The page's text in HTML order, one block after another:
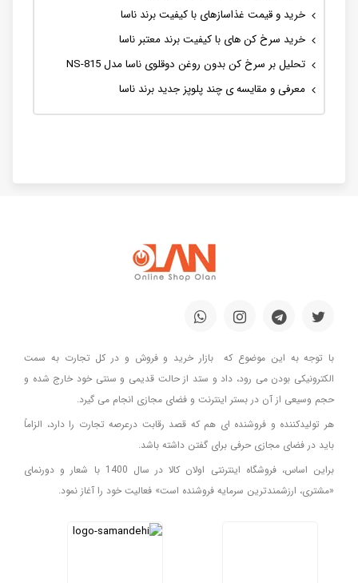
خرید و قیمت غذاسازهای با کیفیت برند ناسا
خرید سرخ کن های با کیفیت برند معتبر ناسا
تحلیل بر سرخ کن بدون روغن دوقلوی ناسا مدل NS-815
معرفی و مقایسه ی چند پلوپز جدید برند ناسا
با توجه به این موضوع که بازار خرید و فروش و در کل تجارت به سمت
الکترونیکی بودن می رود، داد و ستد از حالت قدیمی و سنتی خود خارج شده و
حجم وسیعی از آن در بستر اینترنت و فضای مجازی انجام می گیرد.
هر تولیدکننده و فروشنده ای هم که قصد رقابت درعرصه تجارت را دارد، الزاماً
باید در فضای مجازی حرفی برای گفتن داشته باشد.
براین اساس، فروشگاه اینترنتی اولان کالا در سال 1400 با شعار و دورنمای
«مشتری، ارزشمندترین سرمایه فروشنده است» فعالیت خود را آغاز نمود.